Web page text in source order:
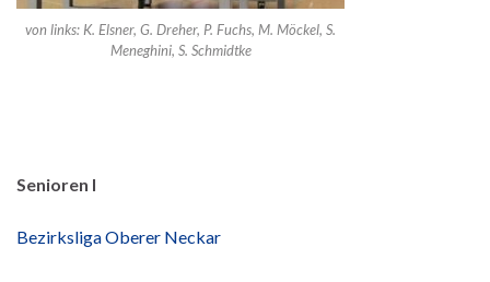
von links: K. Elsner, G. Dreher, P. Fuchs, M. Möckel, S.
Meneghini, S. Schmidtke
Senioren I
Bezirksliga Oberer Neckar